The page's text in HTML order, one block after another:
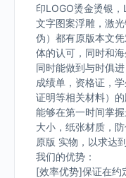
印LOGO烫金烫银，
文字图案浮雕，激
伪）都有原版本文
体的认可，同时和海
同时能做到与时俱
成绩单，资格证，
证明等相关材料）的
能够在第一时间掌
大小，纸张材质，
原版 实物，以求达
我们的优势：
[效率优势]保证在约